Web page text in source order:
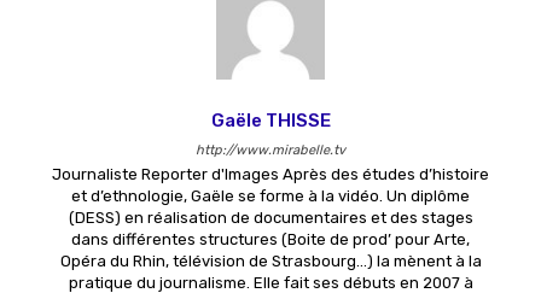
Gaële THISSE
http://www.mirabelle.tv
Journaliste Reporter d'Images Après des études d’histoire
et d’ethnologie, Gaële se forme à la vidéo. Un diplôme
(DESS) en réalisation de documentaires et des stages
dans différentes structures (Boite de prod’ pour Arte,
Opéra du Rhin, télévision de Strasbourg...) la mènent à la
pratique du journalisme. Elle fait ses débuts en 2007 à